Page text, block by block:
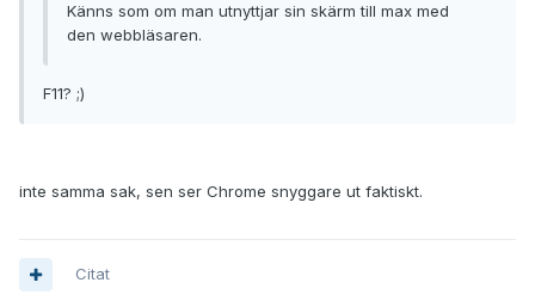
Känns som om man utnyttjar sin skärm till max med
den webbläsaren.
F11? ;)
inte samma sak, sen ser Chrome snyggare ut faktiskt.
Citat